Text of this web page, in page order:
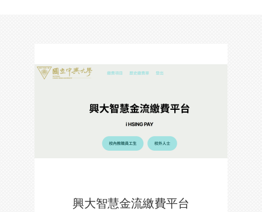
興大智慧金流繳費平台